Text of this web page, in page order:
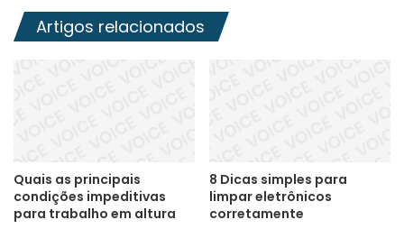
Artigos relacionados
Quais as principais
condições impeditivas
para trabalho em altura
8 Dicas simples para
limpar eletrônicos
corretamente